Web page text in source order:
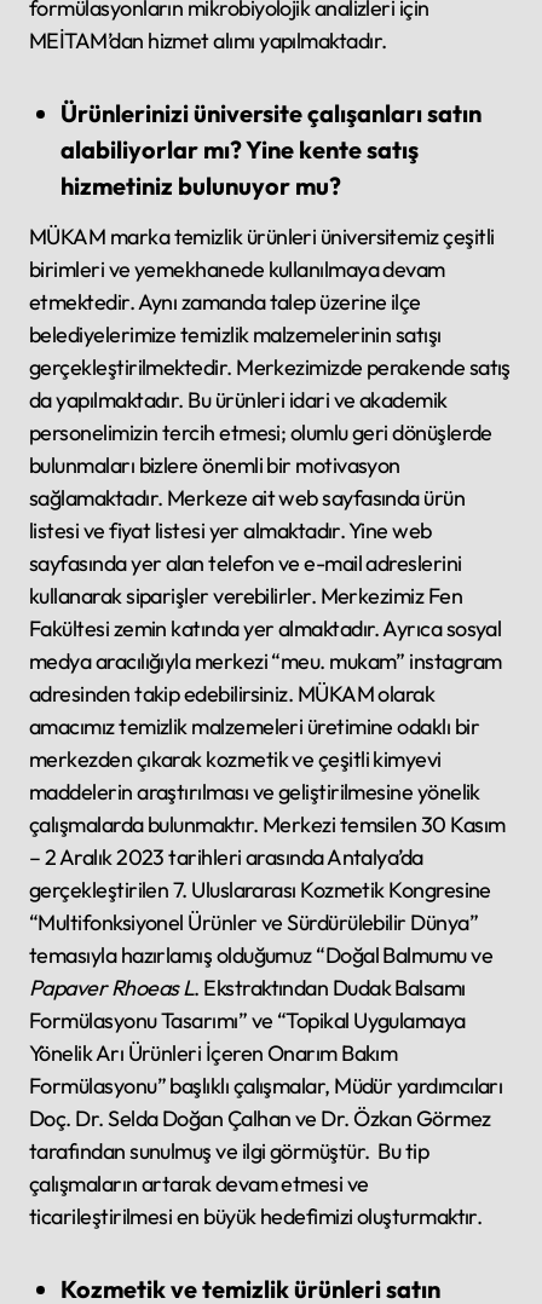
formülasyonların mikrobiyolojik analizleri için
MEİTAM’dan hizmet alımı yapılmaktadır.
Ürünlerinizi üniversite çalışanları satın
alabiliyorlar mı? Yine kente satış
hizmetiniz bulunuyor mu?
MÜKAM marka temizlik ürünleri üniversitemiz çeşitli
birimleri ve yemekhanede kullanılmaya devam
etmektedir. Aynı zamanda talep üzerine ilçe
belediyelerimize temizlik malzemelerinin satışı
gerçekleştirilmektedir. Merkezimizde perakende satış
da yapılmaktadır. Bu ürünleri idari ve akademik
personelimizin tercih etmesi; olumlu geri dönüşlerde
bulunmaları bizlere önemli bir motivasyon
sağlamaktadır. Merkeze ait web sayfasında ürün
listesi ve fiyat listesi yer almaktadır. Yine web
sayfasında yer alan telefon ve e-mail adreslerini
kullanarak siparişler verebilirler. Merkezimiz Fen
Fakültesi zemin katında yer almaktadır. Ayrıca sosyal
medya aracılığıyla merkezi “meu. mukam” instagram
adresinden takip edebilirsiniz. MÜKAM olarak
amacımız temizlik malzemeleri üretimine odaklı bir
merkezden çıkarak kozmetik ve çeşitli kimyevi
maddelerin araştırılması ve geliştirilmesine yönelik
çalışmalarda bulunmaktır. Merkezi temsilen 30 Kasım
– 2 Aralık 2023 tarihleri arasında Antalya’da
gerçekleştirilen 7. Uluslararası Kozmetik Kongresine
“Multifonksiyonel Ürünler ve Sürdürülebilir Dünya”
temasıyla hazırlamış olduğumuz “Doğal Balmumu ve
Papaver Rhoeas L. Ekstraktından Dudak Balsamı
Formülasyonu Tasarımı” ve “Topikal Uygulamaya
Yönelik Arı Ürünleri İçeren Onarım Bakım
Formülasyonu” başlıklı çalışmalar, Müdür yardımcıları
Doç. Dr. Selda Doğan Çalhan ve Dr. Özkan Görmez
tarafından sunulmuş ve ilgi görmüştür. Bu tip
çalışmaların artarak devam etmesi ve
ticarileştirilmesi en büyük hedefimizi oluşturmaktır.
Kozmetik ve temizlik ürünleri satın